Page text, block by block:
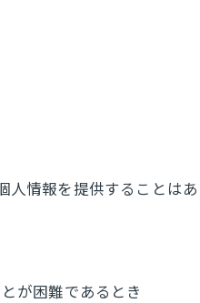
情報を提供することは
が困難であるとき